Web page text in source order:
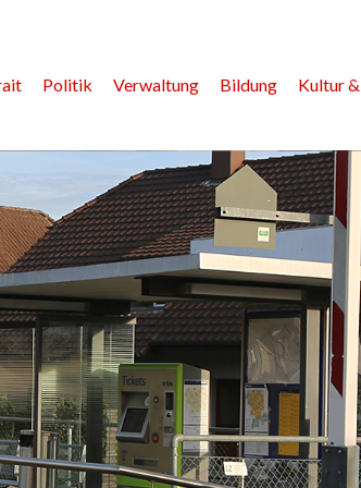
Politik Verwaltung Bildung Kultur